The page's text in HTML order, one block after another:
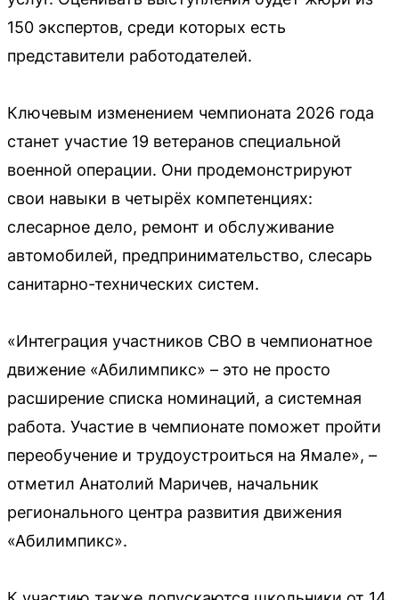
150 экспертов, среди которых есть
представители работодателей.
Ключевым изменением чемпионата 2026 года
станет участие 19 ветеранов специальной
военной операции. Они продемонстрируют
свои навыки в четырёх компетенциях:
слесарное дело, ремонт и обслуживание
автомобилей, предпринимательство, слесарь
санитарно-технических систем.
«Интеграция участников СВО в чемпионатное
движение «Абилимпикс» – это не просто
расширение списка номинаций, а системная
работа. Участие в чемпионате поможет пройти
переобучение и трудоустроиться на Ямале», –
отметил Анатолий Маричев, начальник
регионального центра развития движения
«Абилимпикс».